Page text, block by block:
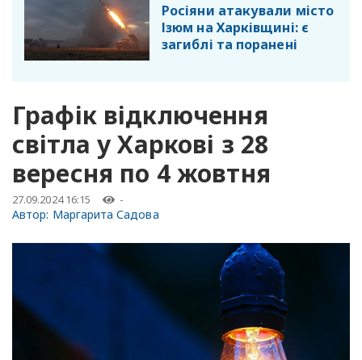
Росіяни атакували місто
Ізюм на Харківщині: є
загиблі та поранені
Графік відключення
світла у Харкові з 28
вересня по 4 жовтня
27.09.2024 16:15 -
Автор: Маргарита Садова